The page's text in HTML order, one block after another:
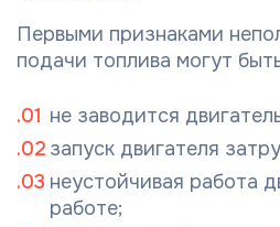
Первыми признаками
подачи топлива могут
не заводится
запуск двигателя
неустойчивая работа
работе;